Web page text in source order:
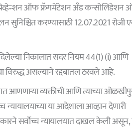
प्रिव्हेन्शन ऑफ फ्रॅगमेंटेशन अँड
सुनिश्चित करण्यासाठी 12.07.2021 रोजी
निकालात सदर नियम 44(1) (i) आणि
विरुद्ध असल्याने रद्दबातल ठरवले आहे.
व्यक्तीची आणि त्याच्या
या आदेशाला आव्हान देणारी
सर्वोच्च न्यायालयात दाखल केली असून,